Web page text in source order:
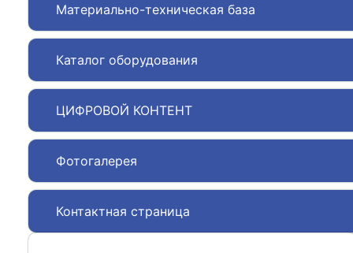
Материально-техническая база
Каталог оборудования
ЦИФРОВОЙ КОНТЕНТ
Фотогалерея
Контактная страница